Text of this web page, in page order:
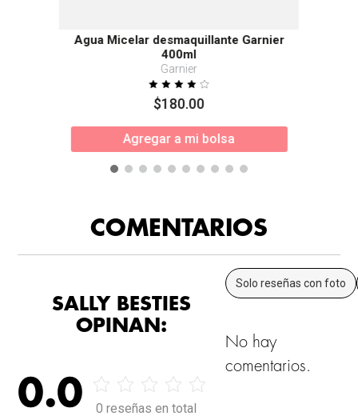
Agua Micelar desmaquillante Garnier
400ml
Garnier
$180.00
Agregar a mi bolsa
COMENTARIOS
SALLY BESTIES
OPINAN:
0.0 0 reseñas en total
Solo reseñas con foto
No hay
comentarios.